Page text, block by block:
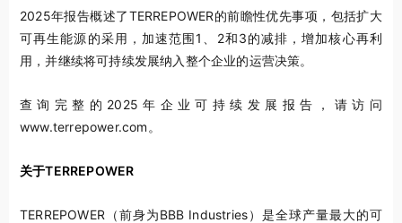
2025年报告概述了TERREPOWER的前瞻性优先事项，包括扩大
可再生能源的采用，加速范围1、2和3的减排，增加核心再利
用，并继续将可持续发展纳入整个企业的运营决策。
查询完整的2025年企业可持续发展报告，请访问
www.terrepower.com。
关于TERREPOWER
TERREPOWER（前身为BBB Industries）是全球产量最大的可